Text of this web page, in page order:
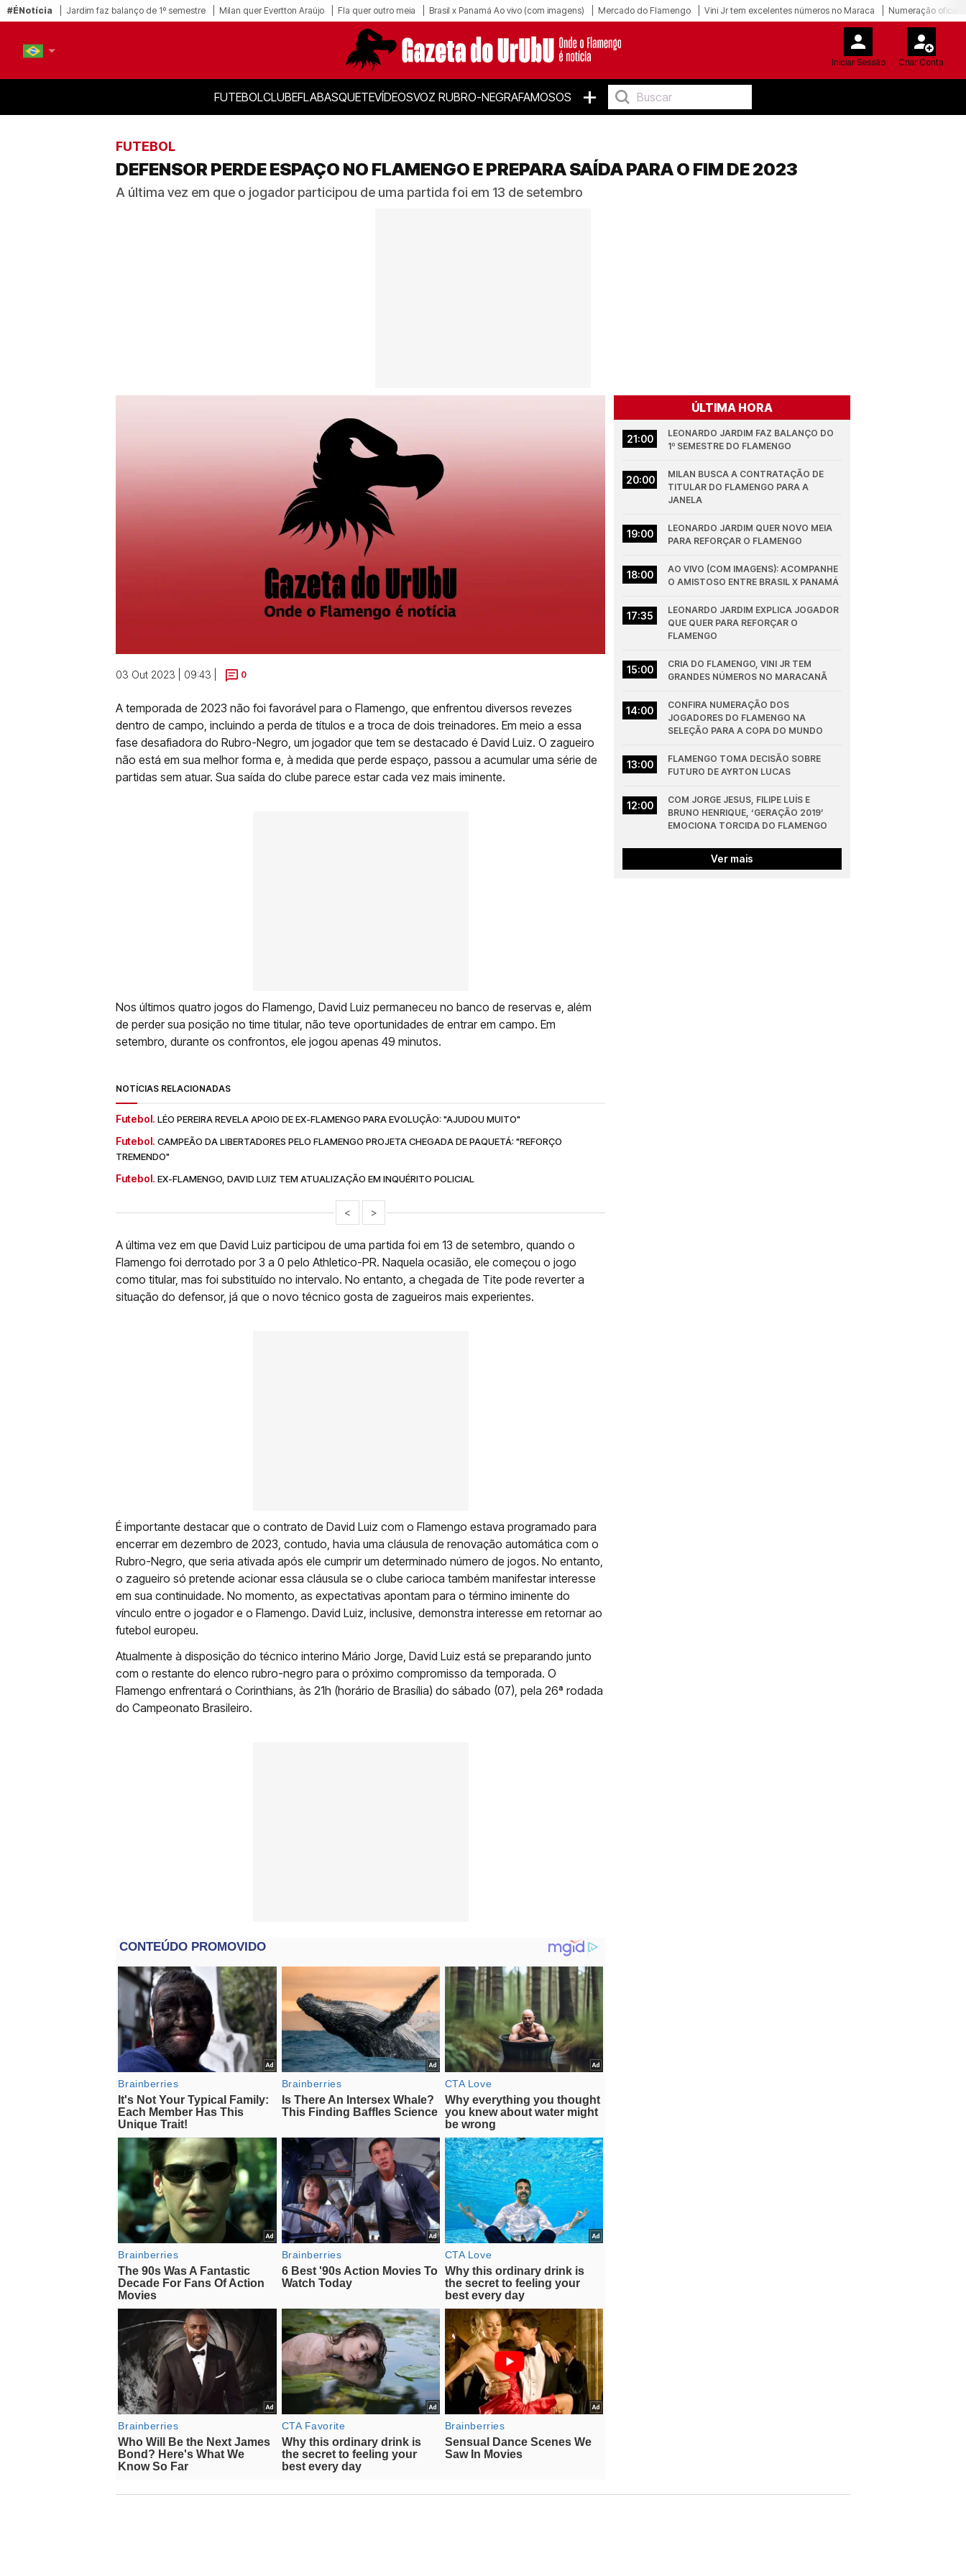
#ÉNotícia Jardim faz balanço de 1º semestre Milan quer Evertton Araújo Fla quer outro meia Brasil x Panamá Ao vivo (com imagens) Mercado do Flamengo Vini Jr tem excelentes números no Maraca Numeração oficial
Iniciar Sessão Criar Conta
FUTEBOLCLUBEFLABASQUETEVÍDEOSVOZ RUBRO-NEGRAFAMOSOS +
FUTEBOL
DEFENSOR PERDE ESPAÇO NO FLAMENGO E PREPARA SAÍDA PARA O FIM DE 2023
A última vez em que o jogador participou de uma partida foi em 13 de setembro
03 Out 2023 | 09:43 | 0
A temporada de 2023 não foi favorável para o Flamengo, que enfrentou diversos revezes
dentro de campo, incluindo a perda de títulos e a troca de dois treinadores. Em meio a essa
fase desafiadora do Rubro-Negro, um jogador que tem se destacado é David Luiz. O zagueiro
não está em sua melhor forma e, à medida que perde espaço, passou a acumular uma série de
partidas sem atuar. Sua saída do clube parece estar cada vez mais iminente.
Nos últimos quatro jogos do Flamengo, David Luiz permaneceu no banco de reservas e, além
de perder sua posição no time titular, não teve oportunidades de entrar em campo. Em
setembro, durante os confrontos, ele jogou apenas 49 minutos.
NOTÍCIAS RELACIONADAS
Futebol. LÉO PEREIRA REVELA APOIO DE EX-FLAMENGO PARA EVOLUÇÃO: "AJUDOU MUITO"
Futebol. CAMPEÃO DA LIBERTADORES PELO FLAMENGO PROJETA CHEGADA DE PAQUETÁ: "REFORÇO
TREMENDO"
Futebol. EX-FLAMENGO, DAVID LUIZ TEM ATUALIZAÇÃO EM INQUÉRITO POLICIAL
< >
A última vez em que David Luiz participou de uma partida foi em 13 de setembro, quando o
Flamengo foi derrotado por 3 a 0 pelo Athletico-PR. Naquela ocasião, ele começou o jogo
como titular, mas foi substituído no intervalo. No entanto, a chegada de Tite pode reverter a
situação do defensor, já que o novo técnico gosta de zagueiros mais experientes.
É importante destacar que o contrato de David Luiz com o Flamengo estava programado para
encerrar em dezembro de 2023, contudo, havia uma cláusula de renovação automática com o
Rubro-Negro, que seria ativada após ele cumprir um determinado número de jogos. No entanto,
o zagueiro só pretende acionar essa cláusula se o clube carioca também manifestar interesse
em sua continuidade. No momento, as expectativas apontam para o término iminente do
vínculo entre o jogador e o Flamengo. David Luiz, inclusive, demonstra interesse em retornar ao
futebol europeu.
Atualmente à disposição do técnico interino Mário Jorge, David Luiz está se preparando junto
com o restante do elenco rubro-negro para o próximo compromisso da temporada. O
Flamengo enfrentará o Corinthians, às 21h (horário de Brasília) do sábado (07), pela 26ª rodada
do Campeonato Brasileiro.
ÚLTIMA HORA
21:00
LEONARDO JARDIM FAZ BALANÇO DO
1º SEMESTRE DO FLAMENGO
20:00
MILAN BUSCA A CONTRATAÇÃO DE
TITULAR DO FLAMENGO PARA A
JANELA
19:00
LEONARDO JARDIM QUER NOVO MEIA
PARA REFORÇAR O FLAMENGO
18:00
AO VIVO (COM IMAGENS): ACOMPANHE
O AMISTOSO ENTRE BRASIL X PANAMÁ
17:35
LEONARDO JARDIM EXPLICA JOGADOR
QUE QUER PARA REFORÇAR O
FLAMENGO
15:00
CRIA DO FLAMENGO, VINI JR TEM
GRANDES NÚMEROS NO MARACANÃ
14:00
CONFIRA NUMERAÇÃO DOS
JOGADORES DO FLAMENGO NA
SELEÇÃO PARA A COPA DO MUNDO
13:00
FLAMENGO TOMA DECISÃO SOBRE
FUTURO DE AYRTON LUCAS
12:00
COM JORGE JESUS, FILIPE LUÍS E
BRUNO HENRIQUE, ‘GERAÇÃO 2019’
EMOCIONA TORCIDA DO FLAMENGO
Ver mais